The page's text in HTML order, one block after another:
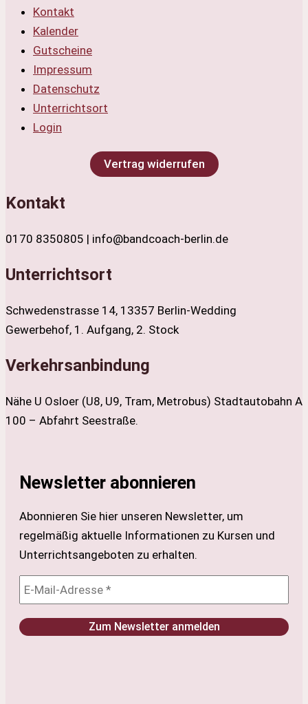
Kontakt
Kalender
Gutscheine
Impressum
Datenschutz
Unterrichtsort
Login
Vertrag widerrufen
Kontakt
0170 8350805 | info@bandcoach-berlin.de
Unterrichtsort
Schwedenstrasse 14, 13357 Berlin-Wedding
Gewerbehof, 1. Aufgang, 2. Stock
Verkehrsanbindung
Nähe U Osloer (U8, U9, Tram, Metrobus) Stadtautobahn A
100 – Abfahrt Seestraße.
Newsletter abonnieren
Abonnieren Sie hier unseren Newsletter, um
regelmäßig aktuelle Informationen zu Kursen und
Unterrichtsangeboten zu erhalten.